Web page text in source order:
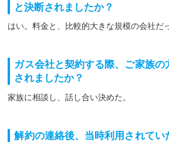
と決断されましたか？
はい。料金と、比較的大きな規模の会社だ
ガス会社と契約する際、ご家族の
されましたか？
家族に相談し、話し合い決めた。
解約の連絡後、当時利用されてい